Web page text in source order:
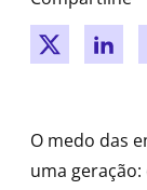
New window
New
O medo das
uma